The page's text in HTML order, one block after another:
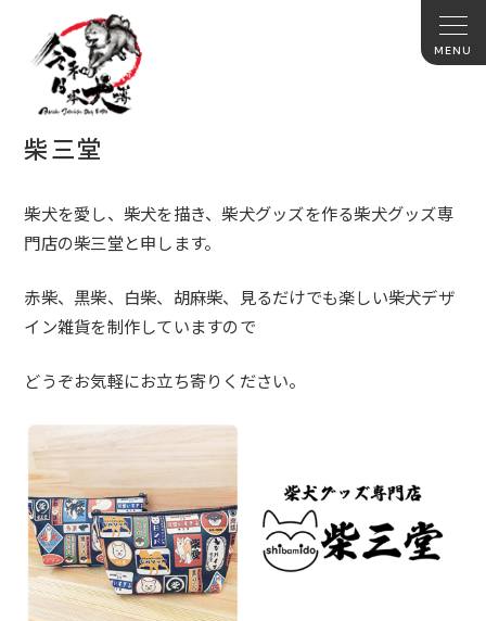
柴三堂
柴犬を愛し、柴犬を描き、柴犬グッズを作る柴犬グッズ専
門店の柴三堂と申します。
赤柴、黒柴、白柴、胡麻柴、
見るだけでも楽しい柴犬デザ
イン雑貨を制作していますので
どうぞお気軽にお立ち寄りください。